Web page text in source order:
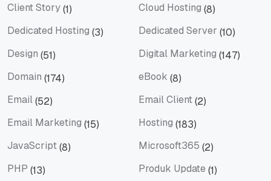
Client Story(1) Cloud Hosting (8)
Dedicated Hosting (3) Dedicated Server (10)
Design (51) Digital Marketing (147)
Domain (174) eBook (8)
Email(52) Email Client(2)
Email Marketing (15) Hosting (183)
JavaScript(8) Microsoft365 (2)
PHP (13) Produk Update (1)